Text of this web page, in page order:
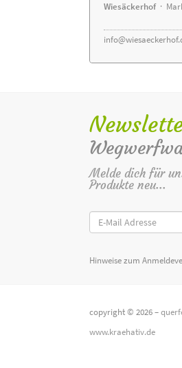
Wiesäckerhof·
Melde dich für
Produkte neu...
Hinweise zum
copyright © 2026 –
www.kraehativ.de